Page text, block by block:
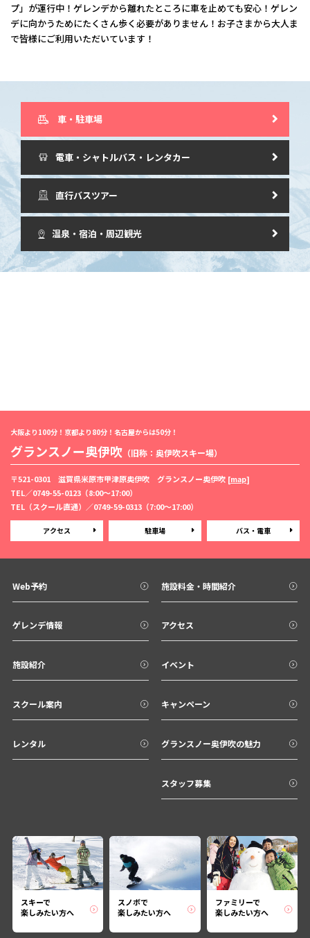
プ」が運行中！ゲレンデから離れたところに車を止めても安心！ゲレン
デに向かうためにたくさん歩く必要がありません！お子さまから大人ま
で皆様にご利用いただいています！
車・駐車場
電車・ シャトルバス・ レンタカー
直行バスツアー
温泉・宿泊・周辺観光
大阪より100分！京都より80分！名古屋からは50分！
グランスノー奥伊吹 （旧称：奥伊吹スキー場）
〒521-0301 滋賀県米原市甲津原奥伊吹 グランスノー奥伊吹 [map]
TEL／0749-55-0123 （8:00〜17:00）
TEL（スクール直通）／0749-59-0313 （7:00〜17:00）
アクセス 駐車場 バス・電車
Web予約
ゲレンデ情報
施設紹介
スクール案内
レンタル
施設料金・時間紹介
アクセス
イベント
キャンペーン
グランスノー奥伊吹の魅力
スタッフ募集
スキーで
楽しみたい方へ
スノボで
楽しみたい方へ
ファミリーで
楽しみたい方へ